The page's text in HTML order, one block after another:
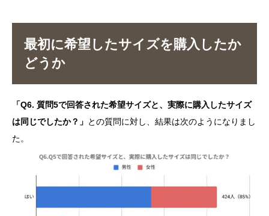
最初に希望したサイズを購入したか
どうか
「Q6. 質問5で回答された希望サイズと、実際に購入したサイズ
は同じでしたか？」 との質問に対し、結果は次のようになりまし
た。